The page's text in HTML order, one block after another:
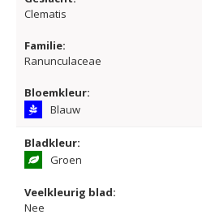
Clematis
Familie:
Ranunculaceae
Bloemkleur:
Blauw
Bladkleur:
Groen
Veelkleurig blad:
Nee